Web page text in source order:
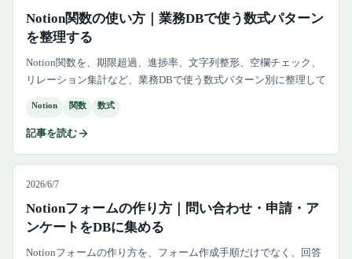
Notion関数の使い方｜業務DBで使う数式パターン
を整理する
Notion関数を、期限超過、進捗率、文字列整形、空欄チェック、
リレーション集計など、業務DBで使う数式パターン別に整理して
Notion 関数 数式
記事を読む
2026/6/7
Notionフォームの作り方｜問い合わせ・申請・ア
ンケートをDBに集める
Notionフォームの作り方を、フォーム作成手順だけでなく、回答